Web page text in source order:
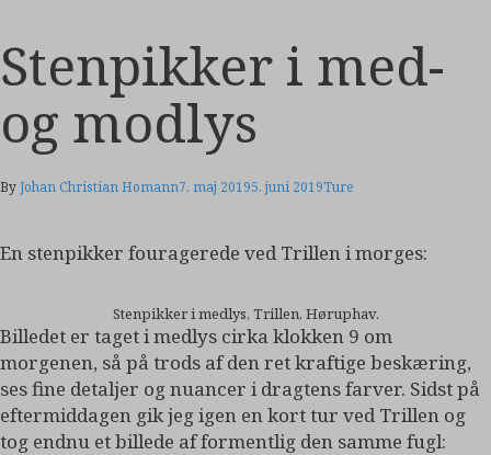
Stenpikker i med-
og modlys
ByJohan Christian Homann7. maj 20195. juni 2019Ture
En stenpikker fouragerede ved Trillen i morges:
Stenpikker i medlys, Trillen, Høruphav.
Billedet er taget i medlys cirka klokken 9 om
morgenen, så på trods af den ret kraftige beskæring,
ses fine detaljer og nuancer i dragtens farver. Sidst på
eftermiddagen gik jeg igen en kort tur ved Trillen og
tog endnu et billede af formentlig den samme fugl: